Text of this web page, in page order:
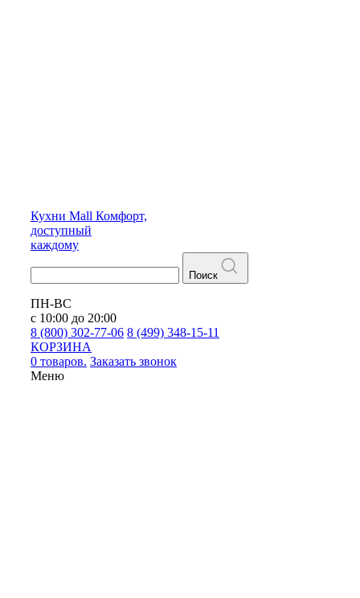
Кухни Mall Комфорт,
доступный
каждому
Поиск
ПН-ВС
с 10:00 до 20:00
8 (800) 302-77-06 8 (499) 348-15-11
КОРЗИНА
0 товаров. Заказать звонок
Меню